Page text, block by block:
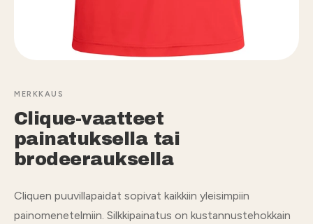
MERKKAUS
Clique-vaatteet
painatuksella tai
brodeerauksella
Cliquen puuvillapaidat sopivat kaikkiin yleisimpiin
painomenetelmiin. Silkkipainatus on kustannustehokkain